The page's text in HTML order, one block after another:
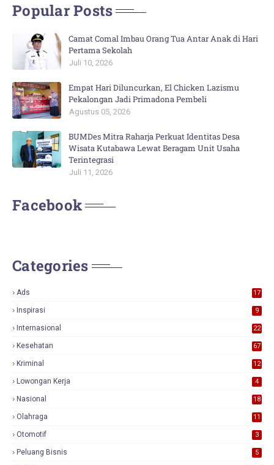
Popular Posts
Camat Comal Imbau Orang Tua Antar Anak di Hari
Pertama Sekolah
Juli 10, 2026
Empat Hari Diluncurkan, El Chicken Lazismu
Pekalongan Jadi Primadona Pembeli
Agustus 05, 2026
BUMDes Mitra Raharja Perkuat Identitas Desa
Wisata Kutabawa Lewat Beragam Unit Usaha
Terintegrasi
Juli 11, 2026
Facebook
Categories
Ads
17
Inspirasi 9
Internasional 22
Kesehatan 67
Kriminal 12
Lowongan Kerja 4
Nasional
18
Olahraga 11
Otomotif 3
Peluang Bisnis 5